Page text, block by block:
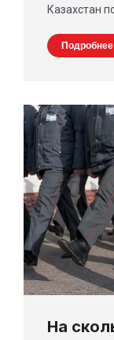
Казахстан
Подробнее
На